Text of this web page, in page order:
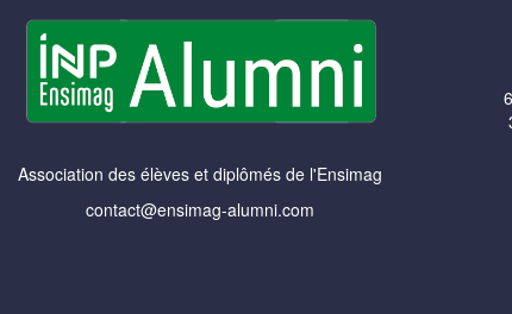
Association des élèves et diplômés de l'Ensimag
contact@ensimag-alumni.com